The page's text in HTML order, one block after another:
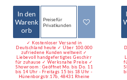
In den
Warenk
orb
Preise für
Privatkunden
✓ Kostenloser Versand in
Deutschland heute ✓ Über 100.000
zufriedene Kunden weltweit ✓
Liebevoll handgefertigtes Geschirr
für zuhause ✓ Werksnahe Preise ✓
Showroom : Geöffnet Mo. bis Do. 11
bis 14 Uhr - Freitags 15 bis 18 Uhr -
Hünenborgstr.17b, 48431 Rheine